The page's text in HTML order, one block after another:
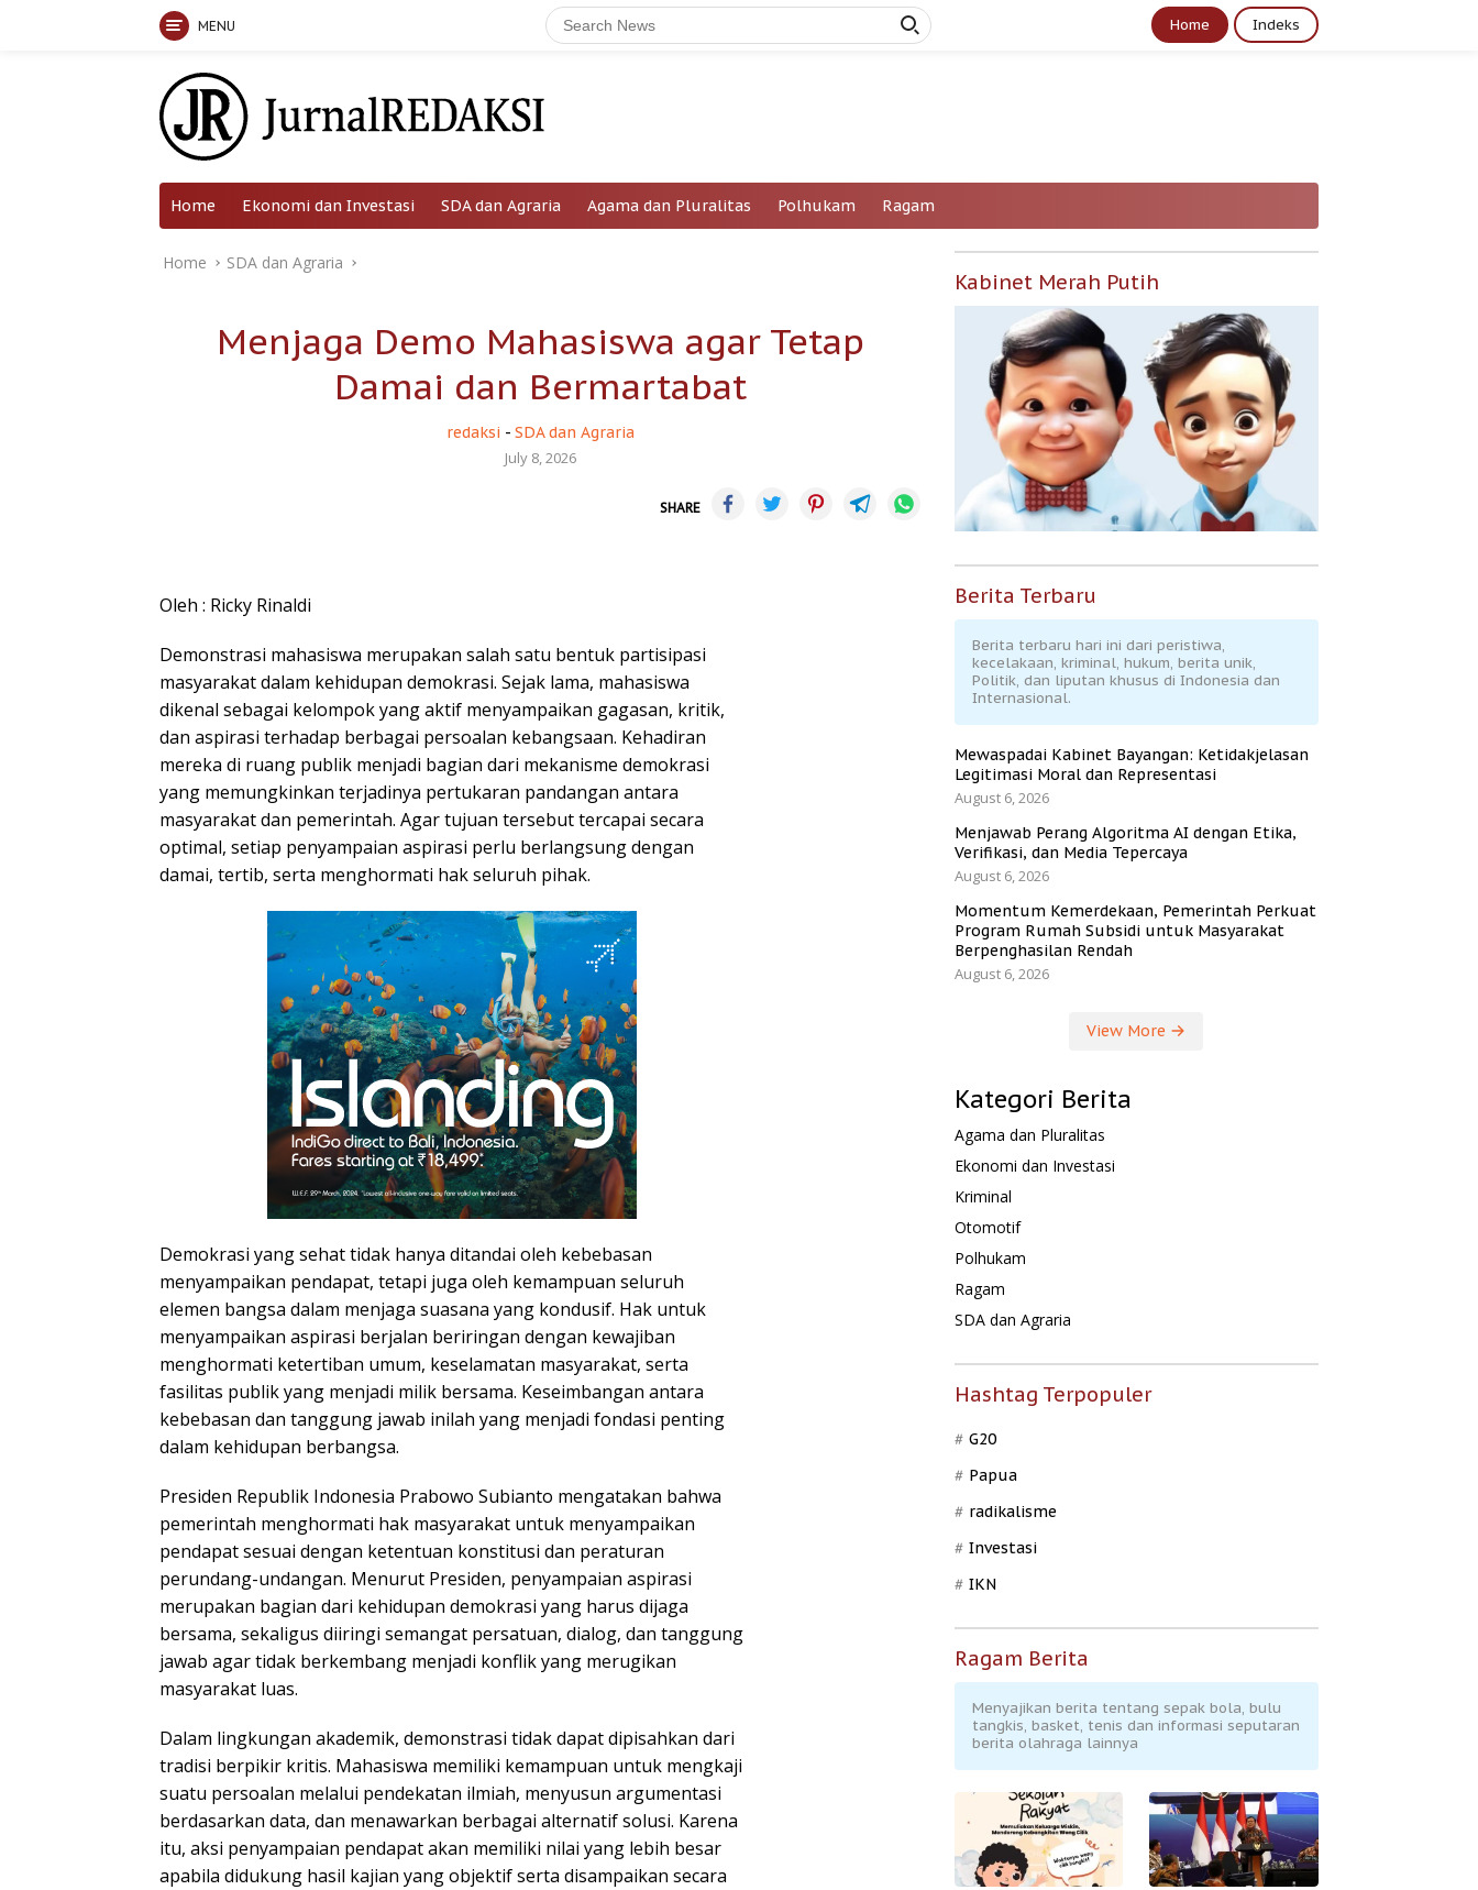
MENU Home Indeks
Home Ekonomi dan Investasi SDA dan Agraria Agama dan Pluralitas Polhukam Ragam
Home SDA dan Agraria
Menjaga Demo Mahasiswa agar Tetap
Damai dan Bermartabat
redaksi - SDA dan Agraria
July 8, 2026
SHARE
Oleh : Ricky Rinaldi
Demonstrasi mahasiswa merupakan salah satu bentuk partisipasi
masyarakat dalam kehidupan demokrasi. Sejak lama, mahasiswa
dikenal sebagai kelompok yang aktif menyampaikan gagasan, kritik,
dan aspirasi terhadap berbagai persoalan kebangsaan. Kehadiran
mereka di ruang publik menjadi bagian dari mekanisme demokrasi
yang memungkinkan terjadinya pertukaran pandangan antara
masyarakat dan pemerintah. Agar tujuan tersebut tercapai secara
optimal, setiap penyampaian aspirasi perlu berlangsung dengan
damai, tertib, serta menghormati hak seluruh pihak.
Demokrasi yang sehat tidak hanya ditandai oleh kebebasan
menyampaikan pendapat, tetapi juga oleh kemampuan seluruh
elemen bangsa dalam menjaga suasana yang kondusif. Hak untuk
menyampaikan aspirasi berjalan beriringan dengan kewajiban
menghormati ketertiban umum, keselamatan masyarakat, serta
fasilitas publik yang menjadi milik bersama. Keseimbangan antara
kebebasan dan tanggung jawab inilah yang menjadi fondasi penting
dalam kehidupan berbangsa.
Presiden Republik Indonesia Prabowo Subianto mengatakan bahwa
pemerintah menghormati hak masyarakat untuk menyampaikan
pendapat sesuai dengan ketentuan konstitusi dan peraturan
perundang-undangan. Menurut Presiden, penyampaian aspirasi
merupakan bagian dari kehidupan demokrasi yang harus dijaga
bersama, sekaligus diiringi semangat persatuan, dialog, dan tanggung
jawab agar tidak berkembang menjadi konflik yang merugikan
masyarakat luas.
Dalam lingkungan akademik, demonstrasi tidak dapat dipisahkan dari
tradisi berpikir kritis. Mahasiswa memiliki kemampuan untuk mengkaji
suatu persoalan melalui pendekatan ilmiah, menyusun argumentasi
berdasarkan data, dan menawarkan berbagai alternatif solusi. Karena
itu, aksi penyampaian pendapat akan memiliki nilai yang lebih besar
apabila didukung hasil kajian yang objektif serta disampaikan secara
Kabinet Merah Putih
Berita Terbaru
Berita terbaru hari ini dari peristiwa,
kecelakaan, kriminal, hukum, berita unik,
Politik, dan liputan khusus di Indonesia dan
Internasional.
Mewaspadai Kabinet Bayangan: Ketidakjelasan
Legitimasi Moral dan Representasi
August 6, 2026
Menjawab Perang Algoritma AI dengan Etika,
Verifikasi, dan Media Tepercaya
August 6, 2026
Momentum Kemerdekaan, Pemerintah Perkuat
Program Rumah Subsidi untuk Masyarakat
Berpenghasilan Rendah
August 6, 2026
View More
Kategori Berita
Agama dan Pluralitas
Ekonomi dan Investasi
Kriminal
Otomotif
Polhukam
Ragam
SDA dan Agraria
Hashtag Terpopuler
G20
Papua
radikalisme
Investasi
IKN
Ragam Berita
Menyajikan berita tentang sepak bola, bulu
tangkis, basket, tenis dan informasi seputaran
berita olahraga lainnya